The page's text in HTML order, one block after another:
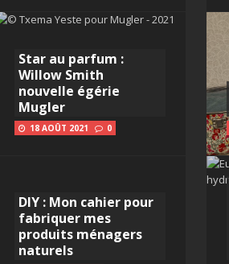
Star au parfum :
Willow Smith
nouvelle égérie
Mugler
18 AOÛT 2021 0
DIY : Mon cahier pour
fabriquer mes
produits ménagers
naturels